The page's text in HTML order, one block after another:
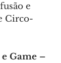
e
Circo-
Game –